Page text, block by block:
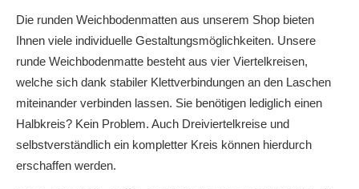
Die runden Weichbodenmatten aus unserem Shop bieten
Ihnen viele individuelle Gestaltungsmöglichkeiten. Unsere
runde Weichbodenmatte besteht aus vier Viertelkreisen,
welche sich dank stabiler Klettverbindungen an den Laschen
miteinander verbinden lassen. Sie benötigen lediglich einen
Halbkreis? Kein Problem. Auch Dreiviertelkreise und
selbstverständlich ein kompletter Kreis können hierdurch
erschaffen werden.